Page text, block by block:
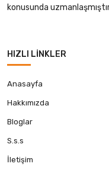
konusunda
HIZLI LINKLER
Anasayfa
Hakkımızda
Bloglar
S.s.s
İletişim